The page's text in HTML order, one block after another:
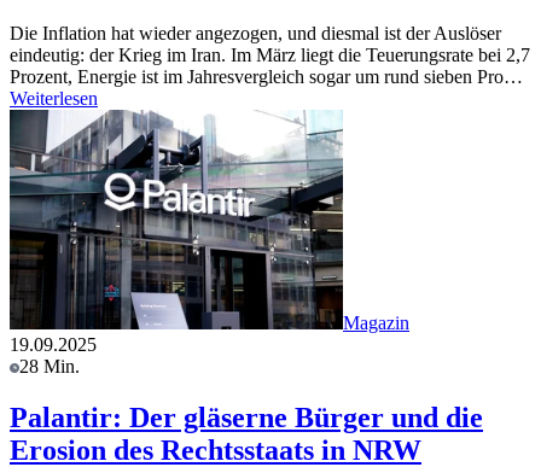
Die Inflation hat wieder angezogen, und diesmal ist der Auslöser
eindeutig: der Krieg im Iran. Im März liegt die Teuerungsrate bei 2,7
Prozent, Energie ist im Jahresvergleich sogar um rund sieben Pro…
Weiterlesen
Magazin
19.09.2025
28 Min.
Palantir: Der gläserne Bürger und die
Erosion des Rechtsstaats in NRW